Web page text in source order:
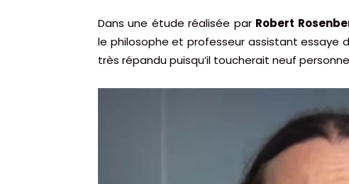
Dans une étude réalisée par Robert
le philosophe et professeur assistant essaye
très répandu puisqu’il toucherait neuf